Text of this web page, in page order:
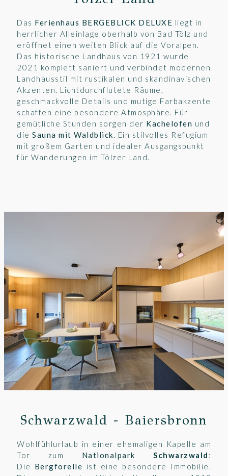
Das Ferienhaus BERGEBLICK DELUXE liegt in
herrlicher Alleinlage oberhalb von Bad Tölz und
eröffnet einen weiten Blick auf die Voralpen.
Das historische Landhaus von 1921 wurde
2021 komplett saniert und verbindet modernen
Landhausstil mit rustikalen und skandinavischen
Akzenten. Lichtdurchflutete Räume,
geschmackvolle Details und mutige Farbakzente
schaffen eine besondere Atmosphäre. Für
gemütliche Stunden sorgen der Kachelofen und
die Sauna mit Waldblick. Ein stilvolles Refugium
mit großem Garten und idealer Ausgangspunkt
für Wanderungen im Tölzer Land.
Schwarzwald - Baiersbronn
Wohlfühlurlaub in einer ehemaligen Kapelle am
Tor zum NationalparkSchwarzwald :
Die Bergforelle ist eine besondere Immobilie.